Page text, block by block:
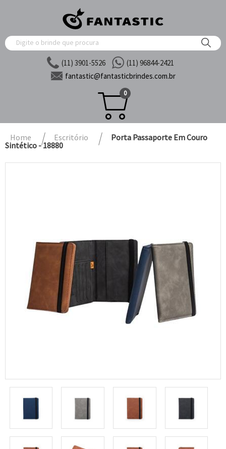
(11) 3901-5526
(11) 96844-2421
fantastic@fantasticbrindes.com.br
0
Home Escritório
Porta Passaporte Em Couro
Sintético - 18880